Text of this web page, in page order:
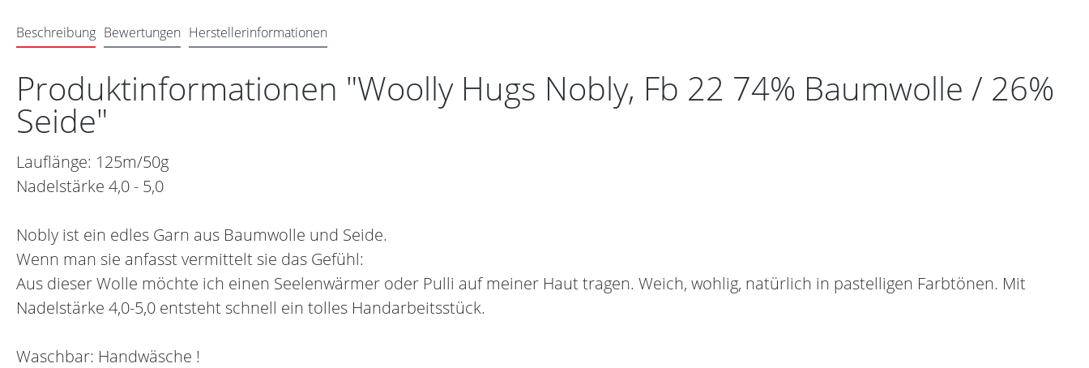
Beschreibung Bewertungen Herstellerinformationen
Produktinformationen "Woolly Hugs Nobly, Fb 22 74% Baumwolle / 26%
Seide"
Lauflänge: 125m/50g
Nadelstärke 4,0 - 5,0
Nobly ist ein edles Garn aus Baumwolle und Seide.
Wenn man sie anfasst vermittelt sie das Gefühl:
Aus dieser Wolle möchte ich einen Seelenwärmer oder Pulli auf meiner Haut tragen. Weich, wohlig, natürlich in pastelligen Farbtönen. Mit
Nadelstärke 4,0-5,0 entsteht schnell ein tolles Handarbeitsstück.
Waschbar: Handwäsche !